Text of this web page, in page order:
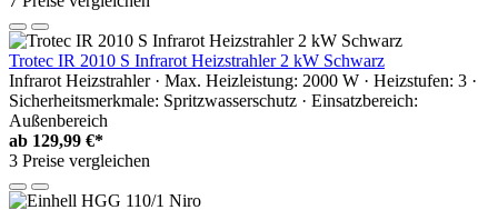
Trotec IR 2010 S Infrarot Heizstrahler 2 kW Schwarz
Infrarot Heizstrahler · Max. Heizleistung: 2000 W · Heizstufen: 3 ·
Sicherheitsmerkmale: Spritzwasserschutz · Einsatzbereich:
Außenbereich
ab 129,99 €*
3 Preise vergleichen